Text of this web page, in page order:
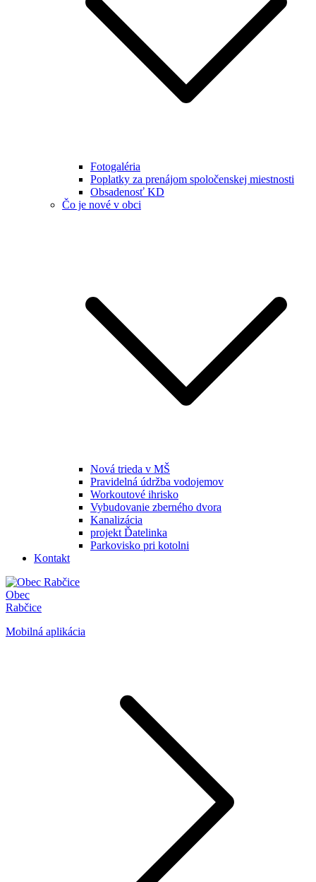
Fotogaléria
Poplatky za prenájom spoločenskej miestnosti
Obsadenosť KD
Čo je nové v obci
Nová trieda v MŠ
Pravidelná údržba vodojemov
Workoutové ihrisko
Vybudovanie zberného dvora
Kanalizácia
projekt Ďatelinka
Parkovisko pri kotolni
Kontakt
Obec
Rabčice
Mobilná aplikácia